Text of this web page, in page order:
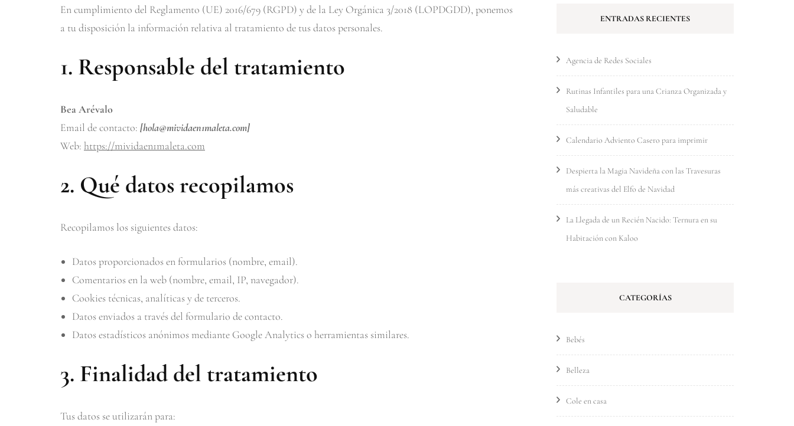
En cumplimiento del Reglamento (UE) 2016/679 (RGPD) y de la Ley Orgánica 3/2018 (LOPDGDD), ponemos
a tu disposición la información relativa al tratamiento de tus datos personales.
1. Responsable del tratamiento
Bea Arévalo
Email de contacto: [hola@mividaen1maleta.com]
Web: https://mividaen1maleta.com
2. Qué datos recopilamos
Recopilamos los siguientes datos:
Datos proporcionados en formularios (nombre, email).
Comentarios en la web (nombre, email, IP, navegador).
Cookies técnicas, analíticas y de terceros.
Datos enviados a través del formulario de contacto.
Datos estadísticos anónimos mediante Google Analytics o herramientas similares.
3. Finalidad del tratamiento
Tus datos se utilizarán para:
ENTRADAS RECIENTES
Agencia de Redes Sociales
Rutinas Infantiles para una Crianza Organizada y
Saludable
Calendario Adviento Casero para imprimir
Despierta la Magia Navideña con las Travesuras
más creativas del Elfo de Navidad
La Llegada de un Recién Nacido: Ternura en su
Habitación con Kaloo
CATEGORÍAS
Bebés
Belleza
Cole en casa